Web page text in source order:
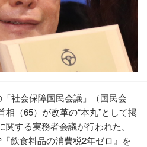
社会保障国民会議」（国民会
（65）が改革の“本丸”として掲
する実務者会議が行われた。
飲食料品の消費税2年ゼロ』を